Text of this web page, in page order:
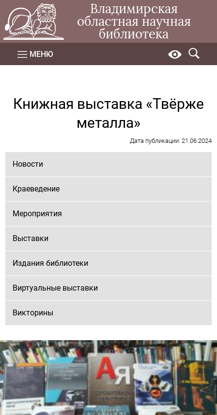
Владимирская
областная научная
библиотека
МЕНЮ
Книжная выставка «Твёрже
металла»
Дата публикации: 21.06.2024
Новости
Краеведение
Мероприятия
Выставки
Издания библиотеки
Виртуальные выставки
Викторины